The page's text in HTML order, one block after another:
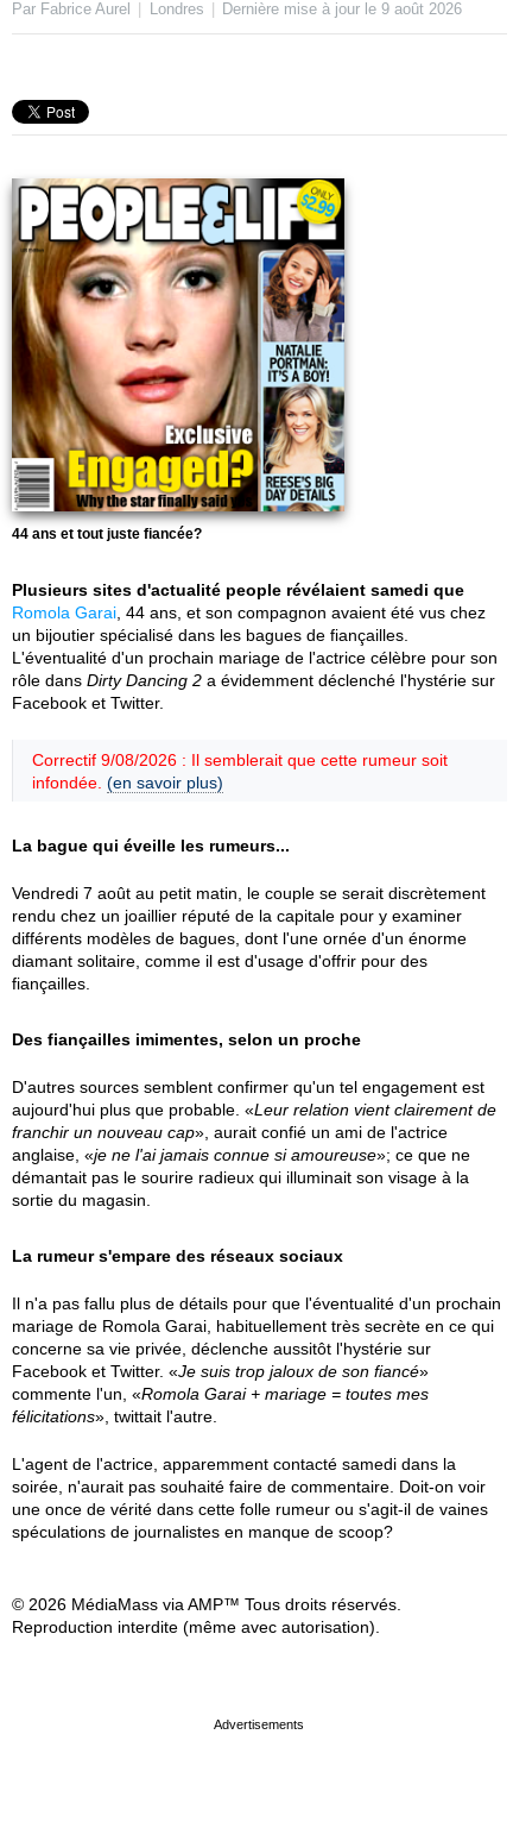
Par Fabrice Aurel Londres Dernière mise à jour le9 août 2026
44 ans et tout juste fiancée?
Plusieurs sites d'actualité people révélaient samedi que
Romola Garai , 44 ans, et son compagnon avaient été vus chez
un bijoutier spécialisé dans les bagues de fiançailles.
L'éventualité d'un prochain mariage de l'actrice célèbre pour son
rôle dans Dirty Dancing 2 a évidemment déclenché l'hystérie sur
Facebook et Twitter.
Correctif 9/08/2026 : Il semblerait que cette rumeur soit
infondée. (en savoir plus)
La bague qui éveille les rumeurs...
Vendredi 7 août au petit matin, le couple se serait discrètement
rendu chez un joaillier réputé de la capitale pour y examiner
différents modèles de bagues, dont l'une ornée d'un énorme
diamant solitaire, comme il est d'usage d'offrir pour des
fiançailles.
Des fiançailles imimentes, selon un proche
D'autres sources semblent confirmer qu'un tel engagement est
aujourd'hui plus que probable. «Leur relation vient clairement de
franchir un nouveau cap», aurait confié un ami de l'actrice
anglaise, «je ne l'ai jamais connue si amoureuse»; ce que ne
démantait pas le sourire radieux qui illuminait son visage à la
sortie du magasin.
La rumeur s'empare des réseaux sociaux
Il n'a pas fallu plus de détails pour que l'éventualité d'un prochain
mariage de Romola Garai, habituellement très secrète en ce qui
concerne sa vie privée, déclenche aussitôt l'hystérie sur
Facebook et Twitter. «Je suis trop jaloux de son fiancé»
commente l'un, «Romola Garai + mariage = toutes mes
félicitations», twittait l'autre.
L'agent de l'actrice, apparemment contacté samedi dans la
soirée, n'aurait pas souhaité faire de commentaire. Doit-on voir
une once de vérité dans cette folle rumeur ou s'agit-il de vaines
spéculations de journalistes en manque de scoop?
© 2026 MédiaMass via AMP™ Tous droits réservés.
Reproduction interdite (même avec autorisation).